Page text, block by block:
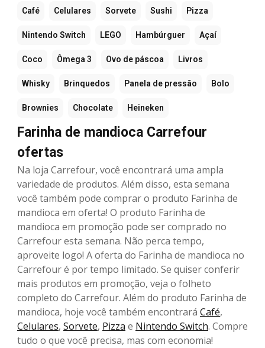
Café Celulares Sorvete Sushi Pizza
Nintendo Switch LEGO Hambúrguer Açaí
Coco Ômega 3 Ovo de páscoa Livros
Whisky Brinquedos Panela de pressão Bolo
Brownies Chocolate Heineken
Farinha de mandioca Carrefour
ofertas
Na loja Carrefour, você encontrará uma ampla
variedade de produtos. Além disso, esta semana
você também pode comprar o produto Farinha de
mandioca em oferta! O produto Farinha de
mandioca em promoção pode ser comprado no
Carrefour esta semana. Não perca tempo,
aproveite logo! A oferta do Farinha de mandioca no
Carrefour é por tempo limitado. Se quiser conferir
mais produtos em promoção, veja o folheto
completo do Carrefour. Além do produto Farinha de
mandioca, hoje você também encontrará Café,
Celulares, Sorvete, Pizza e Nintendo Switch. Compre
tudo o que você precisa, mas com economia!